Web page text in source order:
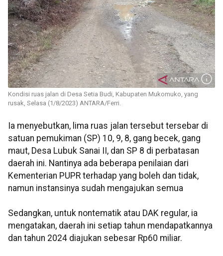
Kondisi ruas jalan di Desa Setia Budi, Kabupaten Mukomuko, yang
rusak, Selasa (1/8/2023) ANTARA/Ferri.
Ia menyebutkan, lima ruas jalan tersebut tersebar di
satuan pemukiman (SP) 10, 9, 8, gang becek, gang
maut, Desa Lubuk Sanai II, dan SP 8 di perbatasan
daerah ini. Nantinya ada beberapa penilaian dari
Kementerian PUPR terhadap yang boleh dan tidak,
namun instansinya sudah mengajukan semua
Sedangkan, untuk nontematik atau DAK regular, ia
mengatakan, daerah ini setiap tahun mendapatkannya
dan tahun 2024 diajukan sebesar Rp60 miliar.